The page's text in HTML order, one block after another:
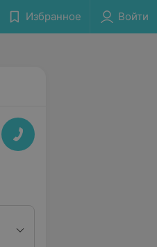
Избранное Войти